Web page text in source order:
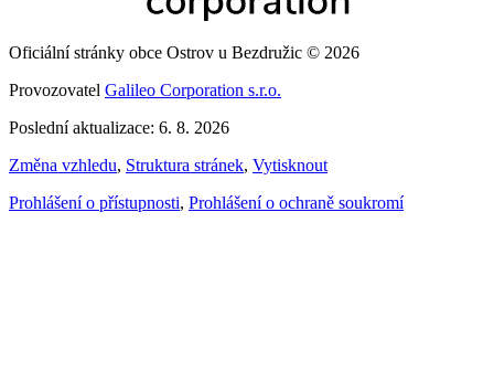
Oficiální stránky obce Ostrov u Bezdružic © 2026
Provozovatel Galileo Corporation s.r.o.
Poslední aktualizace: 6. 8. 2026
Změna vzhledu, Struktura stránek, Vytisknout
Prohlášení o přístupnosti, Prohlášení o ochraně soukromí